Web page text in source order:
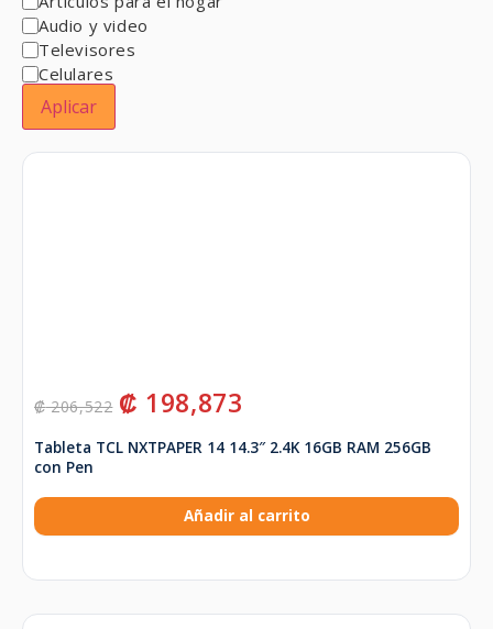
Audio y video
Televisores
Celulares
Aplicar
₡206,522 ₡ 198,873
Tableta TCL NXTPAPER 14 14.3″ 2.4K 16GB RAM 256GB
con Pen
Añadir al carrito